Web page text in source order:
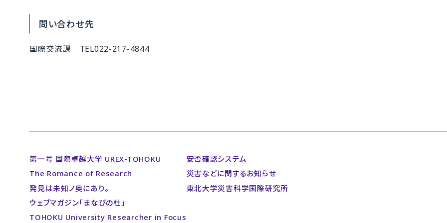
問い合わせ先
国際交流課 TEL022-217-4844
第一号 国際卓越大学 UREX-TOHOKU
The Romance of Research
発見は未知ノ奥にあり。
ウェブマガジン「まなびの杜」
TOHOKU University Researcher in Focus
安否確認システム
災害などに関するお知らせ
東北大学災害科学国際研究所